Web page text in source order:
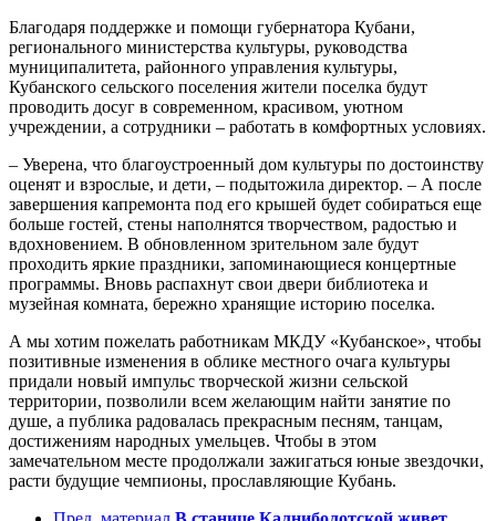
Благодаря поддержке и помощи губернатора Кубани,
регионального министерства культуры, руководства
муниципалитета, районного управления культуры,
Кубанского сельского поселения жители поселка будут
проводить досуг в современном, красивом, уютном
учреждении, а сотрудники – работать в комфортных условиях.
– Уверена, что благоустроенный дом культуры по достоинству
оценят и взрослые, и дети, – подытожила директор. – А после
завершения капремонта под его крышей будет собираться еще
больше гостей, стены наполнятся творчеством, радостью и
вдохновением. В обновленном зрительном зале будут
проходить яркие праздники, запоминающиеся концертные
программы. Вновь распахнут свои двери библиотека и
музейная комната, бережно хранящие историю поселка.
А мы хотим пожелать работникам МКДУ «Кубанское», чтобы
позитивные изменения в облике местного очага культуры
придали новый импульс творческой жизни сельской
территории, позволили всем желающим найти занятие по
душе, а публика радовалась прекрасным песням, танцам,
достижениям народных умельцев. Чтобы в этом
замечательном месте продолжали зажигаться юные звездочки,
расти будущие чемпионы, прославляющие Кубань.